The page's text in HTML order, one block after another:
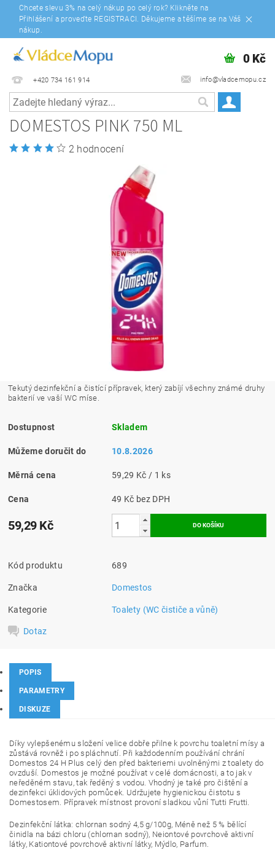
Chcete slevu 3% na celý nákup po celý rok? Klikněte na
Přihlášení a proveďte REGISTRACI. Děkujeme a těšíme se na Váš
nákup.
+420 734 161 914 info@vladcemopu.cz
0 Kč
DOMESTOS PINK 750 ML
2 hodnocení
Tekutý dezinfekční a čistící přípravek, který zabíjí všechny známé druhy
bakterií ve vaší WC míse.
Dostupnost Skladem
Můžeme doručit do 10.8.2026
Měrná cena 59,29 Kč / 1 ks
Cena 49 Kč bez DPH
59,29 Kč
Kód produktu 689
Značka Domestos
Kategorie Toalety (WC čističe a vůně)
Dotaz
POPIS
PARAMETRY
DISKUZE
Díky vylepšenému složení velice dobře přilne k povrchu toaletní mísy a
zůstává rovněž i po spláchnutí. Při každodenním používání chrání
Domestos 24 H Plus celý den před bakteriemi uvolněnými z toalety do
ovzduší. Domestos je možné používat v celé domácnosti, a to jak v
neředěném stavu, tak ředěný s vodou. Vhodný je také pro čištění a
dezinfekci úklidových pomůcek. Udržujete hygienickou čistotu s
Domestosem. Přípravek místnost provoní sladkou vůní Tutti Frutti.
Dezinfekční látka: chlornan sodný 4,5 g/100g, Méně než 5 % bělící
činidla na bázi chloru (chlornan sodný), Neiontové povrchově aktivní
látky, Kationtové povrchově aktivní látky, Mýdlo, Parfum.